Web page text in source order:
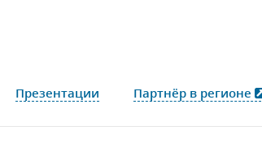
Презентации Партнёр в регионе